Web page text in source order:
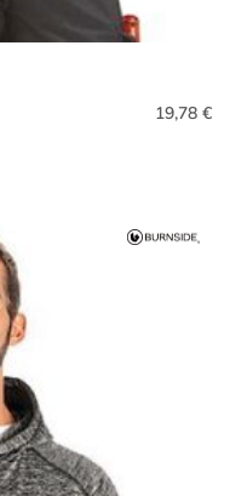
19,78 €